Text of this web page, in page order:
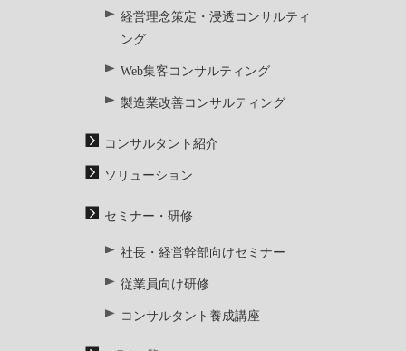
経営理念策定・浸透コンサルティ
ング
Web集客コンサルティング
製造業改善コンサルティング
コンサルタント紹介
ソリューション
セミナー・研修
社長・経営幹部向けセミナー
従業員向け研修
コンサルタント養成講座